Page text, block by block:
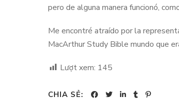
pero de alguna manera funcionó,
Me encontré atraído por la
MacArthur Study Bible mundo que
Lượt xem: 145
CHIA SẺ: